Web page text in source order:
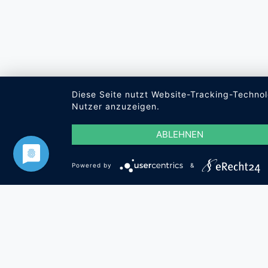
Diese Seite nutzt Website-Tracking-
Nutzer anzuzeigen.
ABLEHNEN
Powered by &